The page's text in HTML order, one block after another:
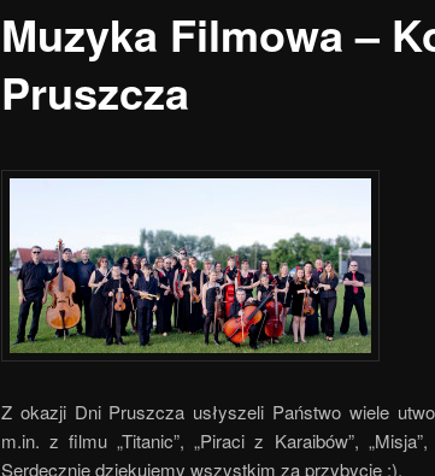
Muzyka Filmowa –
Pruszcza
Z okazji Dni Pruszcza usłyszeli Państwo wiele
m.in. z filmu „Titanic”, „Piraci z Karaibów”,
Serdecznie dziękujemy wszystkim za przybycie ;).